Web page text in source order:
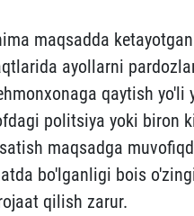
maqsadda
ayollarni
qaytish
politsiya yoki biron
maqsadga
bo'lganligi bois
qilish zarur.